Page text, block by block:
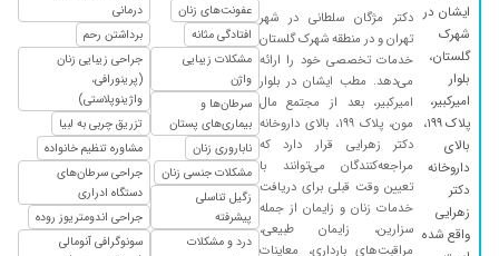
ایشان در
شهرک
گلستان،
بلوار
امیرکبیر،
پلاک ۱۹۹،
بالای
داروخانه
دکتر
زهرایی
واقع شده
دکتر مژگان سلطانی در شهر
تهران و در منطقه شهرک گلستان
خدمات تخصصی خود را ارائه
می‌دهد. مطب ایشان در بلوار
امیرکبیر، بعد از مجتمع مال
مون، پلاک ۱۹۹، بالای داروخانه
دکتر زهرایی قرار دارد که
مراجعه‌کنندگان می‌توانند با
تعیین وقت قبلی برای دریافت
خدمات زنان و زایمان از جمله
سزارین، زایمان طبیعی،
مراقبت‌های بارداری، معاینات
عفونت‌های زنان
افتادگی مثانه
مشکلات زیبایی
واژن
سرطان‌ها و
بیماری‌های پستان
ناباروری زنان
مشکلات جنسی زنان
زگیل تناسلی
پیشرفته
درد و مشکلات
درمانی
برداشتن رحم
جراحی زیبایی زنان
(پرینورافی،
واژینوپلاستی)
تزریق چربی به لبیا
مشاوره تنظیم خانواده
جراحی سرطان‌های
دستگاه ادراری
جراحی اندومتریوز روده
سونوگرافی آنومالی